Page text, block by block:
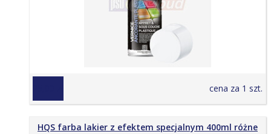
cena za 1 szt.
HQS farba lakier z efektem specjalnym 400ml różne